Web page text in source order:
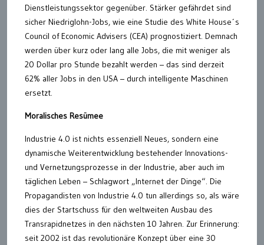
Dienstleistungssektor gegenüber. Stärker gefährdet sind
sicher Niedriglohn-Jobs, wie eine Studie des White House´s
Council of Economic Advisers (CEA) prognostiziert. Demnach
werden über kurz oder lang alle Jobs, die mit weniger als
20 Dollar pro Stunde bezahlt werden – das sind derzeit
62% aller Jobs in den USA – durch intelligente Maschinen
ersetzt.
Moralisches Resümee
Industrie 4.0 ist nichts essenziell Neues, sondern eine
dynamische Weiterentwicklung bestehender Innovations-
und Vernetzungsprozesse in der Industrie, aber auch im
täglichen Leben – Schlagwort „Internet der Dinge“. Die
Propagandisten von Industrie 4.0 tun allerdings so, als wäre
dies der Startschuss für den weltweiten Ausbau des
Transrapidnetzes in den nächsten 10 Jahren. Zur Erinnerung:
seit 2002 ist das revolutionäre Konzept über eine 30